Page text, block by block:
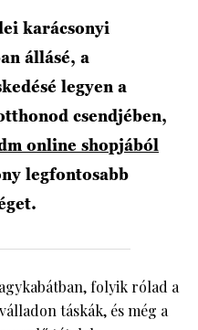
karácsonyi
állásé, a
legyen a
csendjében,
online shopjából
legfontosabb
folyik rólad a
táskák, és még a